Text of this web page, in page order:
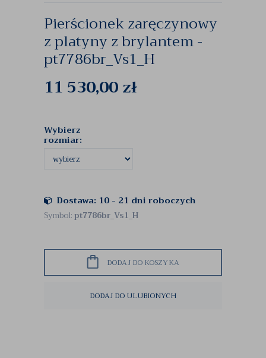
Pierścionek zaręczynowy
z platyny z brylantem -
pt7786br_Vs1_H
11 530,00zł
Wybierz
rozmiar:
Dostawa: 10 - 21 dni roboczych
Symbol:pt7786br_Vs1_H
DODAJ DO KOSZYKA
DODAJ DO ULUBIONYCH